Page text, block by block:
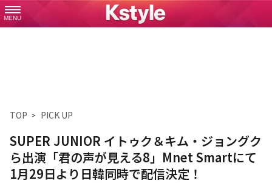
MENU
TOP PICK UP
SUPER JUNIOR イトゥク＆キム・ジョングク
ら出演「君の声が見える8」Mnet Smartにて
1月29日より日韓同時で配信決定！